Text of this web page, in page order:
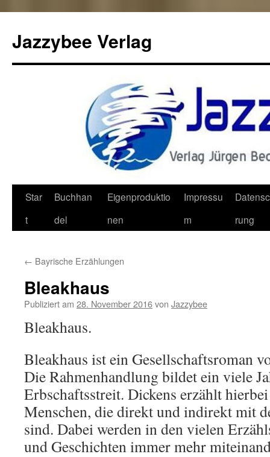
Jazzybee Verlag
Zum
Inhalt
Star
t
Buchhan
del
Eigenproduktio
nen
Impressu
m
rung
← Bayrische Erzählungen
Bleakhaus
Publiziert am 28. November 2016von Jazzybee
Bleakhaus.
Bleakhaus ist ein Gesellschaftsroman
Die Rahmenhandlung bildet ein viele
Erbschaftsstreit. Dickens erzählt
Menschen, die direkt und indirekt mit
sind. Dabei werden in den vielen
und Geschichten immer mehr